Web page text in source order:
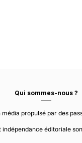
Qui sommes-nous ?
propulsé par des
indépendance éditoriale